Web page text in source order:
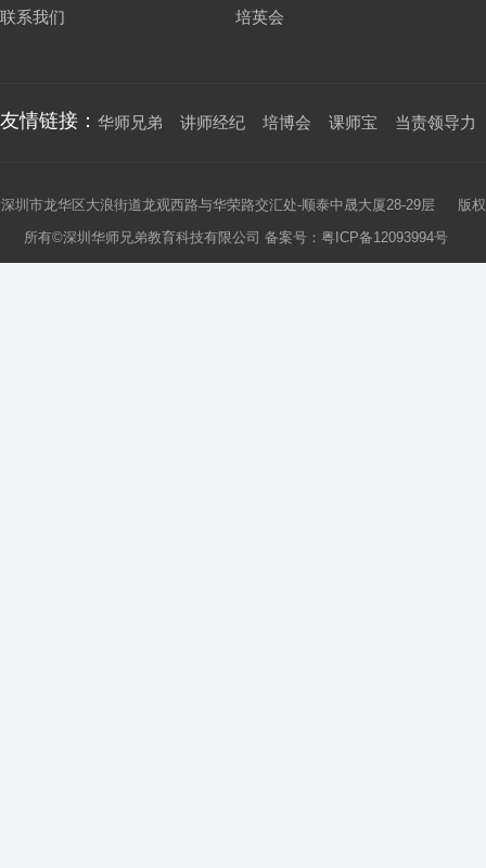
联系我们 培英会
友情链接： 华师兄弟 讲师经纪 培博会 课师宝 当责领导力
深圳市龙华区大浪街道龙观西路与华荣路交汇处-顺泰中晟大厦28-29层 版权
所有©深圳华师兄弟教育科技有限公司 备案号： 粤ICP备12093994号